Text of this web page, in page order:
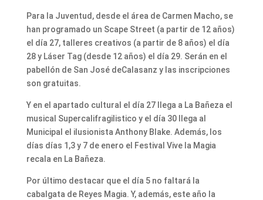
Para la Juventud, desde el área de Carmen Macho, se
han programado un Scape Street (a partir de 12 años)
el día 27, talleres creativos (a partir de 8 años) el día
28 y Láser Tag (desde 12 años) el día 29. Serán en el
pabellón de San José deCalasanz y las inscripciones
son gratuitas.
Y en el apartado cultural el día 27 llega a La Bañeza el
musical Supercalifragilistico y el día 30 llega al
Municipal el ilusionista Anthony Blake. Además, los
días días 1,3 y 7 de enero el Festival Vive la Magia
recala en La Bañeza.
Por último destacar que el día 5 no faltará la
cabalgata de Reyes Magia. Y, además, este año la